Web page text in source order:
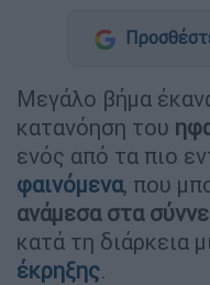
Μεγάλο βήμα
κατανόηση του
ενός από τα πιο
φαινόμενα, που
ανάμεσα στα
κατά τη διάρκεια
έκρηξης.